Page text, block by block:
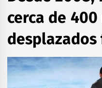
cerca de
desplazados